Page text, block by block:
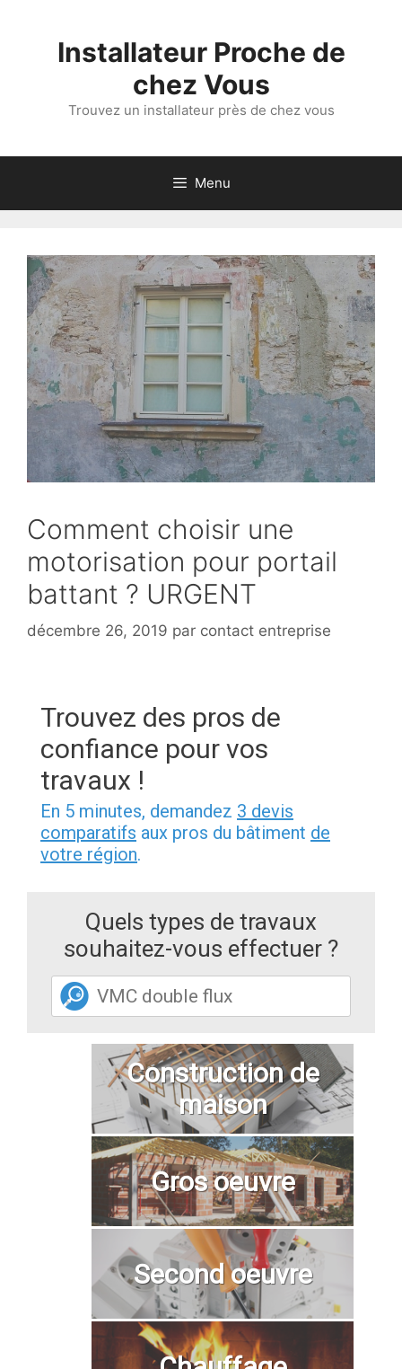
Installateur Proche de
chez Vous
Trouvez un installateur près de chez vous
Menu
Comment choisir une
motorisation pour portail
battant ? URGENT
décembre 26, 2019 par contact entreprise
Trouvez des pros de
confiance pour vos
travaux !
En 5 minutes, demandez 3 devis
comparatifs aux pros du bâtiment de
votre région.
Quels types de travaux
souhaitez-vous effectuer ?
Construction de
maison
Gros oeuvre
Second oeuvre